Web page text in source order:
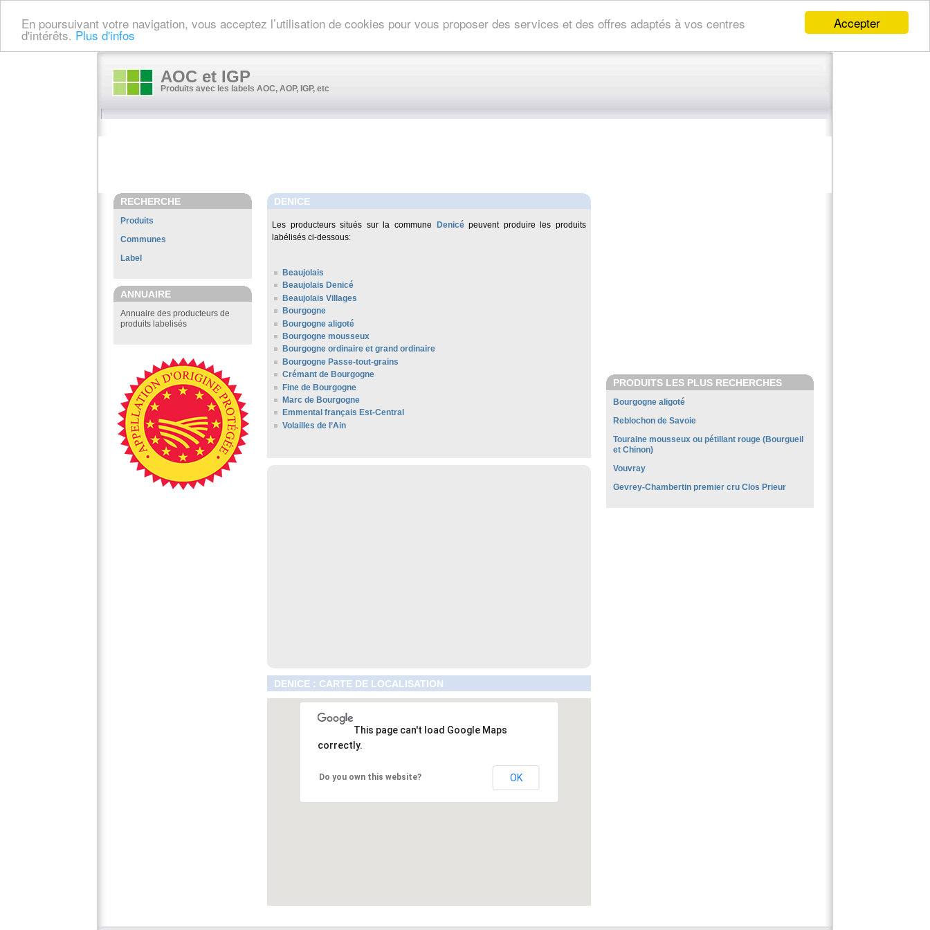
Accepter
En poursuivant votre navigation, vous acceptez l’utilisation de cookies pour vous proposer des services et des offres adaptés à vos centres
d'intérêts. Plus d'infos
AOC et IGP
Produits avec les labels AOC, AOP, IGP, etc
RECHERCHE
Produits
Communes
Label
ANNUAIRE
Annuaire des producteurs de
produits labelisés
DENICE
Les producteurs situés sur la commune Denicépeuvent produire les produits
labélisés ci-dessous:
Beaujolais
Beaujolais Denicé
Beaujolais Villages
Bourgogne
Bourgogne aligoté
Bourgogne mousseux
Bourgogne ordinaire et grand ordinaire
Bourgogne Passe-tout-grains
Crémant de Bourgogne
Fine de Bourgogne
Marc de Bourgogne
Emmental français Est-Central
Volailles de l’Ain
DENICE : CARTE DE LOCALISATION
This page can't load Google Maps
correctly.
Do you own this website? OK
PRODUITS LES PLUS RECHERCHES
Bourgogne aligoté
Reblochon de Savoie
Touraine mousseux ou pétillant rouge (Bourgueil
et Chinon)
Vouvray
Gevrey-Chambertin premier cru Clos Prieur